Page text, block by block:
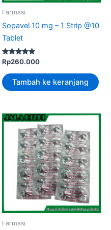
Farmasi
Sopavel 10 mg – 1 Strip @10
Tablet
Dinilai
5.00
dari 5
Rp260.000
Tambah ke keranjang
Farmasi